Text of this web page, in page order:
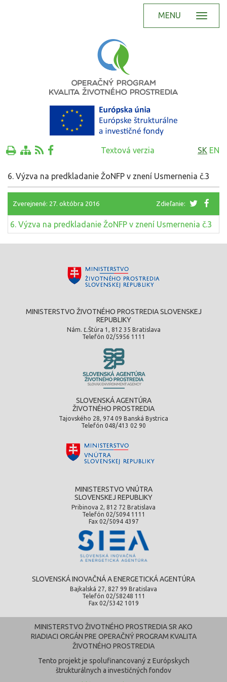
MENU
Textová verzia SK EN
6. Výzva na predkladanie ŽoNFP v znení Usmernenia č.3
Zverejnené: 27. októbra 2016 Zdieľanie:
6. Výzva na predkladanie ŽoNFP v znení Usmernenia č.3
MINISTERSTVO ŽIVOTNÉHO PROSTREDIA SLOVENSKEJ
REPUBLIKY
Nám. Ľ.Štúra 1, 812 35 Bratislava
Telefón 02/5956 1111
SLOVENSKÁ AGENTÚRA
ŽIVOTNÉHO PROSTREDIA
Tajovského 28, 974 09 Banská Bystrica
Telefón 048/413 02 90
MINISTERSTVO VNÚTRA
SLOVENSKEJ REPUBLIKY
Pribinova 2, 812 72 Bratislava
Telefón 02/5094 1111
Fax 02/5094 4397
SLOVENSKÁ INOVAČNÁ A ENERGETICKÁ AGENTÚRA
Bajkalská 27, 827 99 Bratislava
Telefón 02/58248 111
Fax 02/5342 1019
MINISTERSTVO ŽIVOTNÉHO PROSTREDIA SR AKO
RIADIACI ORGÁN PRE OPERAČNÝ PROGRAM KVALITA
ŽIVOTNÉHO PROSTREDIA
Tento projekt je spolufinancovaný z Európskych
štrukturálnych a investičných fondov